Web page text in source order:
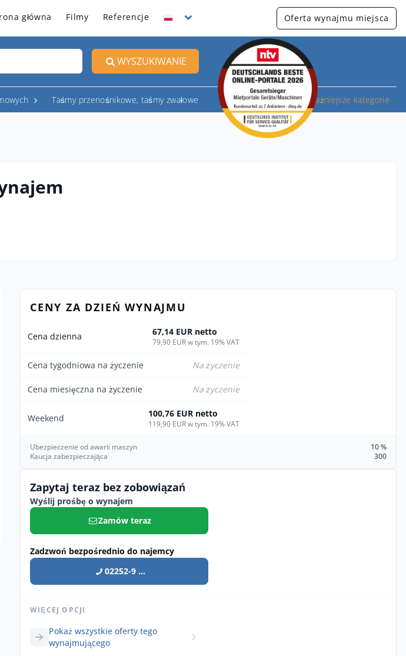
główna Filmy Referencje Oferta wynajmu miejsca
WYSZUKIWANIE
Taśmy przenośnikowe, taśmy zwałowe Najważniejsze kategorie
CENY ZA DZIEŃ WYNAJMU
Cena dzienna 67,14 EUR netto
79,90 EUR w tym. 19% VAT
Cena tygodniowa na życzenie Na życzenie
Cena miesięczna na życzenie Na życzenie
Weekend 100,76 EUR netto
119,90 EUR w tym. 19% VAT
Ubezpieczenie od awarii maszyn
10 %
Kaucja zabezpieczająca
300
Zapytaj teraz bez zobowiązań
Wyślij prośbę o wynajem
Zamów teraz
Zadzwoń bezpośrednio do najemcy
02252-9 ...
WIĘCEJ OPCJI
Pokaż wszystkie oferty tego
wynajmującego